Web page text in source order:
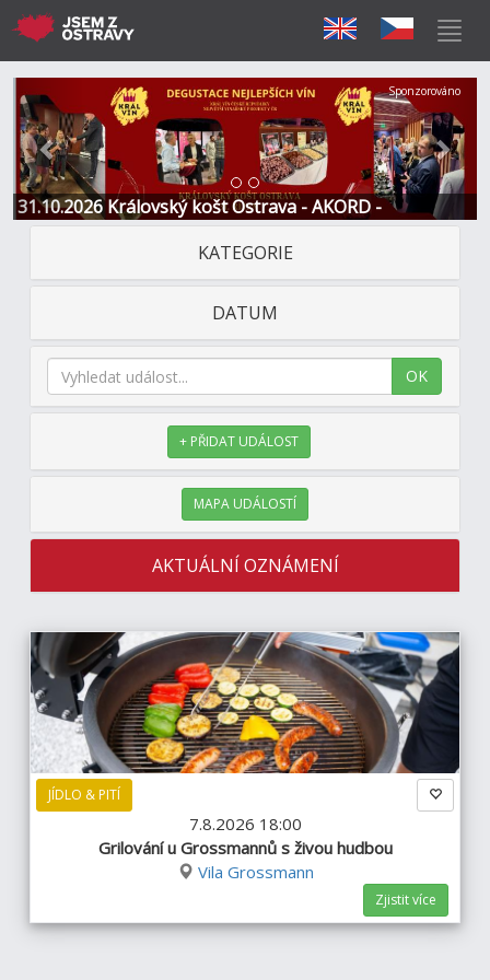
31.10.2026 Královský košt Ostrava - AKORD -
Restaurace a Hotel
Předchozí Další
Sponzorováno
KATEGORIE
DATUM
OK
+ PŘIDAT UDÁLOST
MAPA UDÁLOSTÍ
AKTUÁLNÍ OZNÁMENÍ
JÍDLO & PITÍ
7.8.2026 18:00
Grilování u Grossmannů s živou hudbou
Vila Grossmann
Zjistit více